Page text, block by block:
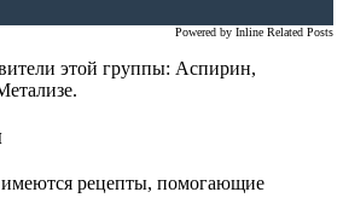
Powered by Inline Related Posts
этой группы: Аспирин,
рецепты, помогающие